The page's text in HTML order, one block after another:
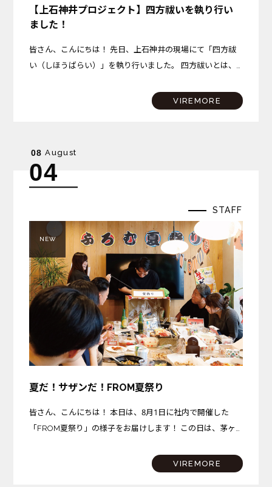
【上石神井プロジェクト】四方祓いを執り行い
ました！
皆さん、こんにちは！ 先日、上石神井の現場にて「四方祓
い（しほうばらい）」を執り行いました。 四方祓いとは、
工事の無事と安全、そしてこの場所で始まる新しい暮らしの
VIREMORE
08 August
04
STAFF
NEW
夏だ！サザンだ！FROM夏祭り
皆さん、こんにちは！ 本日は、8月1日に社内で開催した
「FROM夏祭り」の様子をお届けします！ この日は、茅ヶ
ンビーチちがさきでは花火大会も開催されるという、まさに
VIREMORE